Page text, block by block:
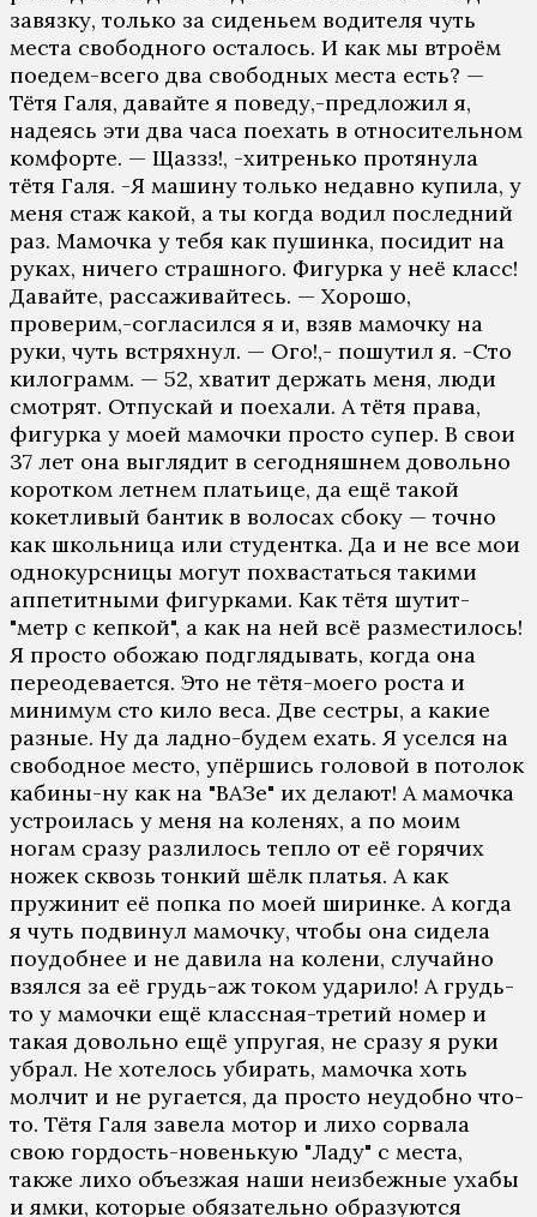
завязку, только за сиденьем водителя чуть
места свободного осталось. И как мы втроём
поедем-всего два свободных места есть? —
Тётя Галя, давайте я поведу,-предложил я,
надеясь эти два часа поехать в относительном
комфорте. — Щаззз!, -хитренько протянула
тётя Галя. -Я машину только недавно купила, у
меня стаж какой, а ты когда водил последний
раз. Мамочка у тебя как пушинка, посидит на
руках, ничего страшного. Фигурка у неё класс!
Давайте, рассаживайтесь. — Хорошо,
проверим,-согласился я и, взяв мамочку на
руки, чуть встряхнул. — Ого!,- пошутил я. -Сто
килограмм. — 52, хватит держать меня, люди
смотрят. Отпускай и поехали. А тётя права,
фигурка у моей мамочки просто супер. В свои
37 лет она выглядит в сегодняшнем довольно
коротком летнем платьице, да ещё такой
кокетливый бантик в волосах сбоку — точно
как школьница или студентка. Да и не все мои
однокурсницы могут похвастаться такими
аппетитными фигурками. Как тётя шутит-
"метр с кепкой", а как на ней всё разместилось!
Я просто обожаю подглядывать, когда она
переодевается. Это не тётя-моего роста и
минимум сто кило веса. Две сестры, а какие
разные. Ну да ладно-будем ехать. Я уселся на
свободное место, упёршись головой в потолок
кабины-ну как на "ВАЗе" их делают! А мамочка
устроилась у меня на коленях, а по моим
ногам сразу разлилось тепло от её горячих
ножек сквозь тонкий шёлк платья. А как
пружинит её попка по моей ширинке. А когда
я чуть подвинул мамочку, чтобы она сидела
поудобнее и не давила на колени, случайно
взялся за её грудь-аж током ударило! А грудь-
то у мамочки ещё классная-третий номер и
такая довольно ещё упругая, не сразу я руки
убрал. Не хотелось убирать, мамочка хоть
молчит и не ругается, да просто неудобно что-
то. Тётя Галя завела мотор и лихо сорвала
свою гордость-новенькую "Ладу" с места,
также лихо объезжая наши неизбежные ухабы
и ямки, которые обязательно образуются